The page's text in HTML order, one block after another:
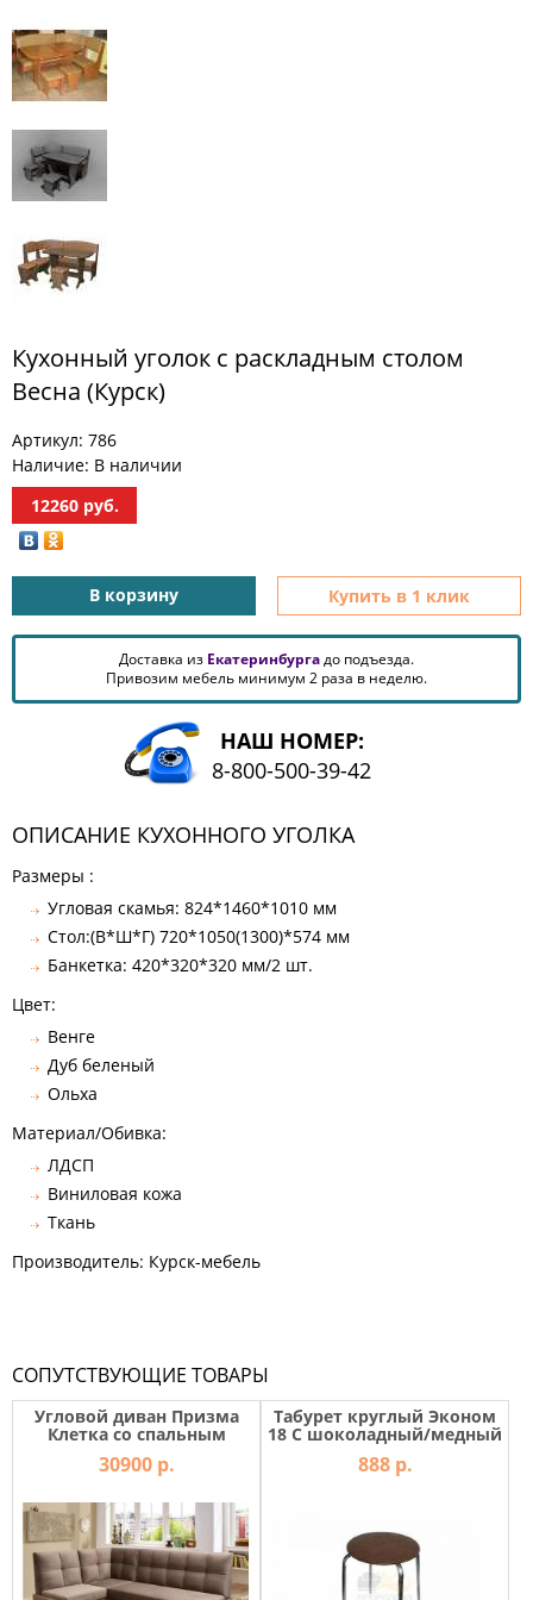
Кухонный уголок с раскладным столом
Весна (Курск)
Артикул: 786
Наличие: В наличии
12260руб.
В корзину Купить в 1 клик
Доставка из Екатеринбургадо подъезда.
Привозим мебель минимум 2 раза в неделю.
НАШ НОМЕР:
8-800-500-39-42
ОПИСАНИЕ КУХОННОГО УГОЛКА
Размеры :
Угловая скамья: 824*1460*1010 мм
Стол:(В*Ш*Г) 720*1050(1300)*574 мм
Банкетка: 420*320*320 мм/2 шт.
Цвет:
Венге
Дуб беленый
Ольха
Материал/Обивка:
ЛДСП
Виниловая кожа
Ткань
Производитель: Курск-мебель
СОПУТСТВУЮЩИЕ ТОВАРЫ
Угловой диван Призма
Клетка со спальным
местом
30900 р.
Табурет круглый Эконом
18 С шоколадный/медный
антик
888 р.
ДЛЯ
ПРИХОЖЕЙ
КОМПЬЮТЕРНЫЕ
СТОЛЫ
ОФИСНАЯ
МЕБЕЛЬ
МАТРАСЫ
ВАННОЙ
МЕБЕЛЬ-
РАЗНАЯ
МЕБЕЛЬ
КОМОДЫ
ЖУРНАЛЬНЫЕ
СТОЛЫ
ТУАЛЕТНЫЕ
СТОЛИКИ
БАНКЕТКИ
ДИВАНЧИКИ
САДОВАЯ
ЗЕРКАЛА
МЕБЕЛИ